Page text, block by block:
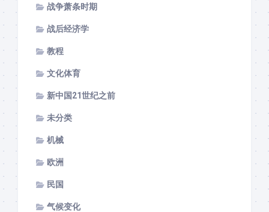
战争萧条时期
战后经济学
教程
文化体育
新中国21世纪之前
未分类
机械
欧洲
民国
气候变化